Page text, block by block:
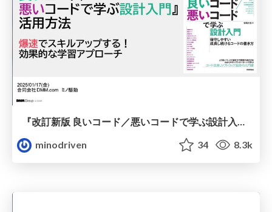
『改訂新版 良いコード／悪いコードで学ぶ設計入門』活用方法−爆速でスキルアップする！効果的な学習アプローチ / effective-learning-of-good-code
minodriven
34 8.3k